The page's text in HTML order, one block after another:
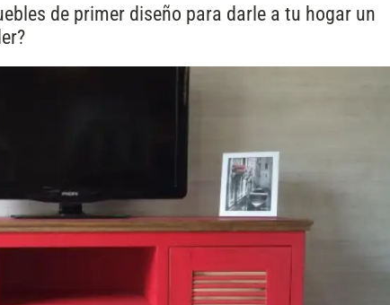
de primer diseño para darle a tu hogar un